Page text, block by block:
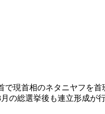
現首相のネタニヤフを
の総選挙後も連立形成